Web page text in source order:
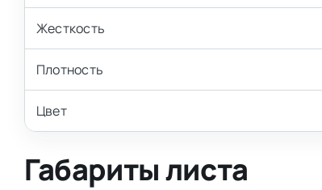
Жесткость
Плотность
Цвет
Габариты листа